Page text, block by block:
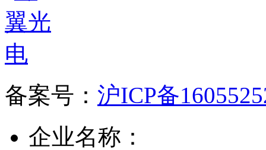
备案号： 沪ICP备
企业名称：